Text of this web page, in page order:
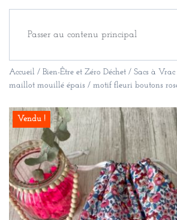
Passer au contenu principal
Accueil / Bien-Être et Zéro Déchet / Sacs à
maillot mouillé épais / motif fleuri boutons
Vendu !